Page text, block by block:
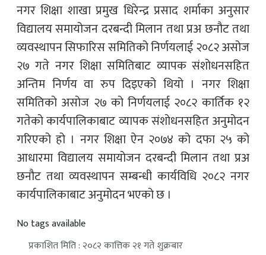
नगर शिक्षा शाखा प्रमुख धिरेन्द्र प्रसाद शर्माका अनुसार
विद्यालय समायोजन दरबन्दी मिलान तथा प्रअ छनौट तथा
व्यवस्थापन सिफारिस समितिको निर्णयलाई २०८२ असोज
२७ गते नगर शिक्षा समितिबाट व्यापक संशोधनसहित
अन्तिम निर्णय वा रुप दिइएको थियो । नगर शिक्षा
समितिको असोज २७ को निर्णयलाई २०८२ कार्तिक १२
गतेको कार्यपालिकाबाट व्यापक संशोधनसहित अनुमोदन
गरिएको हो । नगर शिक्षा ऐन २०७४ को दफा २५ को
आधारमा विद्यालय समायोजन दरबन्दी मिलान तथा प्रअ
छनौट तथा व्यवस्थापन सम्बन्धी कार्यविधि २०८२ नगर
कार्यपालिकाबाट अनुमोदन भएको छ ।
No tags available
प्रकाशित मिति : २०८२ कात्तिक २१ गते शुक्रबार